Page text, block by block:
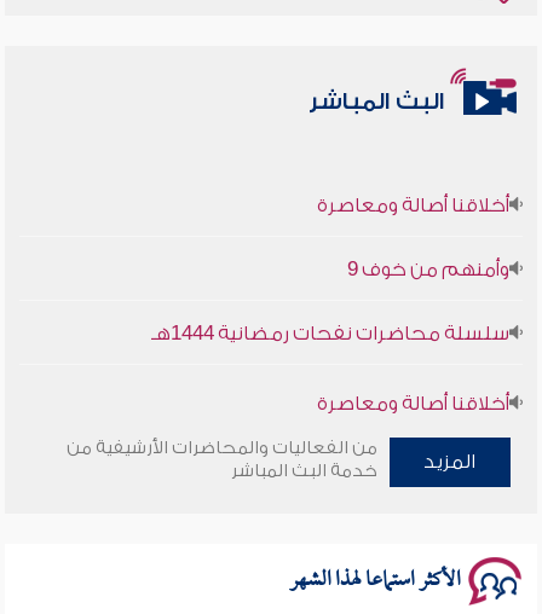
البث المباشر
أخلاقنا أصالة ومعاصرة
وأمنهم من خوف 9
سلسلة محاضرات نفحات رمضانية 1444هـ
أخلاقنا أصالة ومعاصرة
وأمنهم من خوف 9
المزيد
من الفعاليات والمحاضرات الأرشيفية من
خدمة البث المباشر
الأكثر استماعا لهذا الشهر